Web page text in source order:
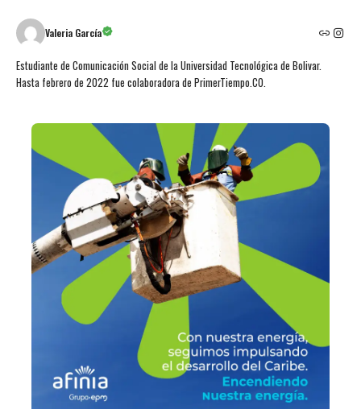
Valeria García
Estudiante de Comunicación Social de la Universidad Tecnológica de Bolivar.
Hasta febrero de 2022 fue colaboradora de PrimerTiempo.CO.